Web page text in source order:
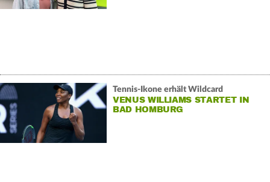
Tennis-Ikone erhält Wildcard
VENUS WILLIAMS STARTET IN
BAD HOMBURG